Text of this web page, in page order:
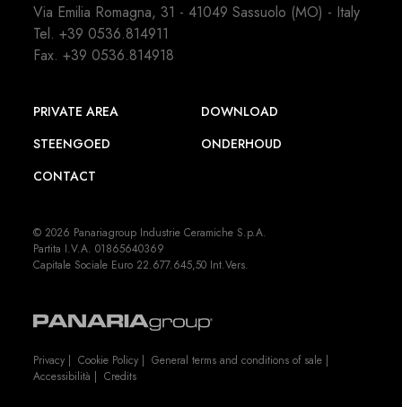
Via Emilia Romagna, 31 - 41049 Sassuolo (MO) - Italy
Tel.+39 0536.814911
Fax. +39 0536.814918
PRIVATE AREA
DOWNLOAD
STEENGOED
ONDERHOUD
CONTACT
© 2026 Panariagroup Industrie Ceramiche S.p.A.
Partita I.V.A. 01865640369
Capitale Sociale Euro 22.677.645,50 Int.Vers.
Privacy |Cookie Policy |General terms and conditions of sale |
Accessibilità |Credits